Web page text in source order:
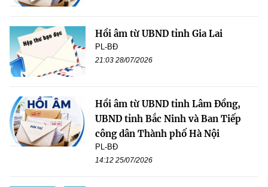
Hồi âm từ UBND tỉnh Gia Lai
PL-BĐ
21:03 28/07/2026
Hồi âm từ UBND tỉnh Lâm Đồng,
UBND tỉnh Bắc Ninh và Ban Tiếp
công dân Thành phố Hà Nội
PL-BĐ
14:12 25/07/2026